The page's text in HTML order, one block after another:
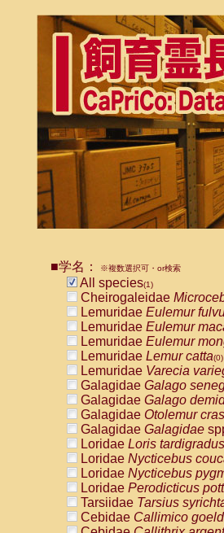
■学名： ※複数選択可・or検索
All species(1)
Cheirogaleidae
Lemuridae Eulemur
Lemuridae Eulemur
Lemuridae Eulemur
Lemuridae Lemur catta(0)
Lemuridae Varecia
Galagidae Galago
Galagidae Galago
Galagidae Otolemur
Galagidae Galagidae
Loridae Loris tardigradus
Loridae Nycticebus
Loridae Nycticebus
Loridae Perodicticus
Tarsiidae Tarsius
Cebidae Callimico